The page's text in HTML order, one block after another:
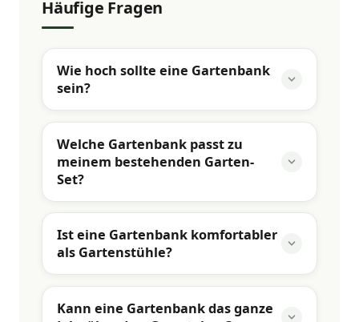
Häufige Fragen
Wie hoch sollte eine Gartenbank
sein?
Welche Gartenbank passt zu
meinem bestehenden Garten-
Set?
Ist eine Gartenbank komfortabler
als Gartenstühle?
Kann eine Gartenbank das ganze